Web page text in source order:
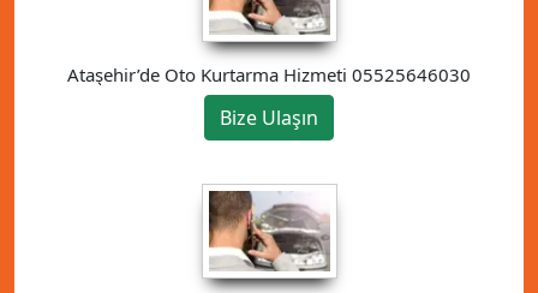
Ataşehir’de Oto Kurtarma Hizmeti 05525646030
Bize Ulaşın